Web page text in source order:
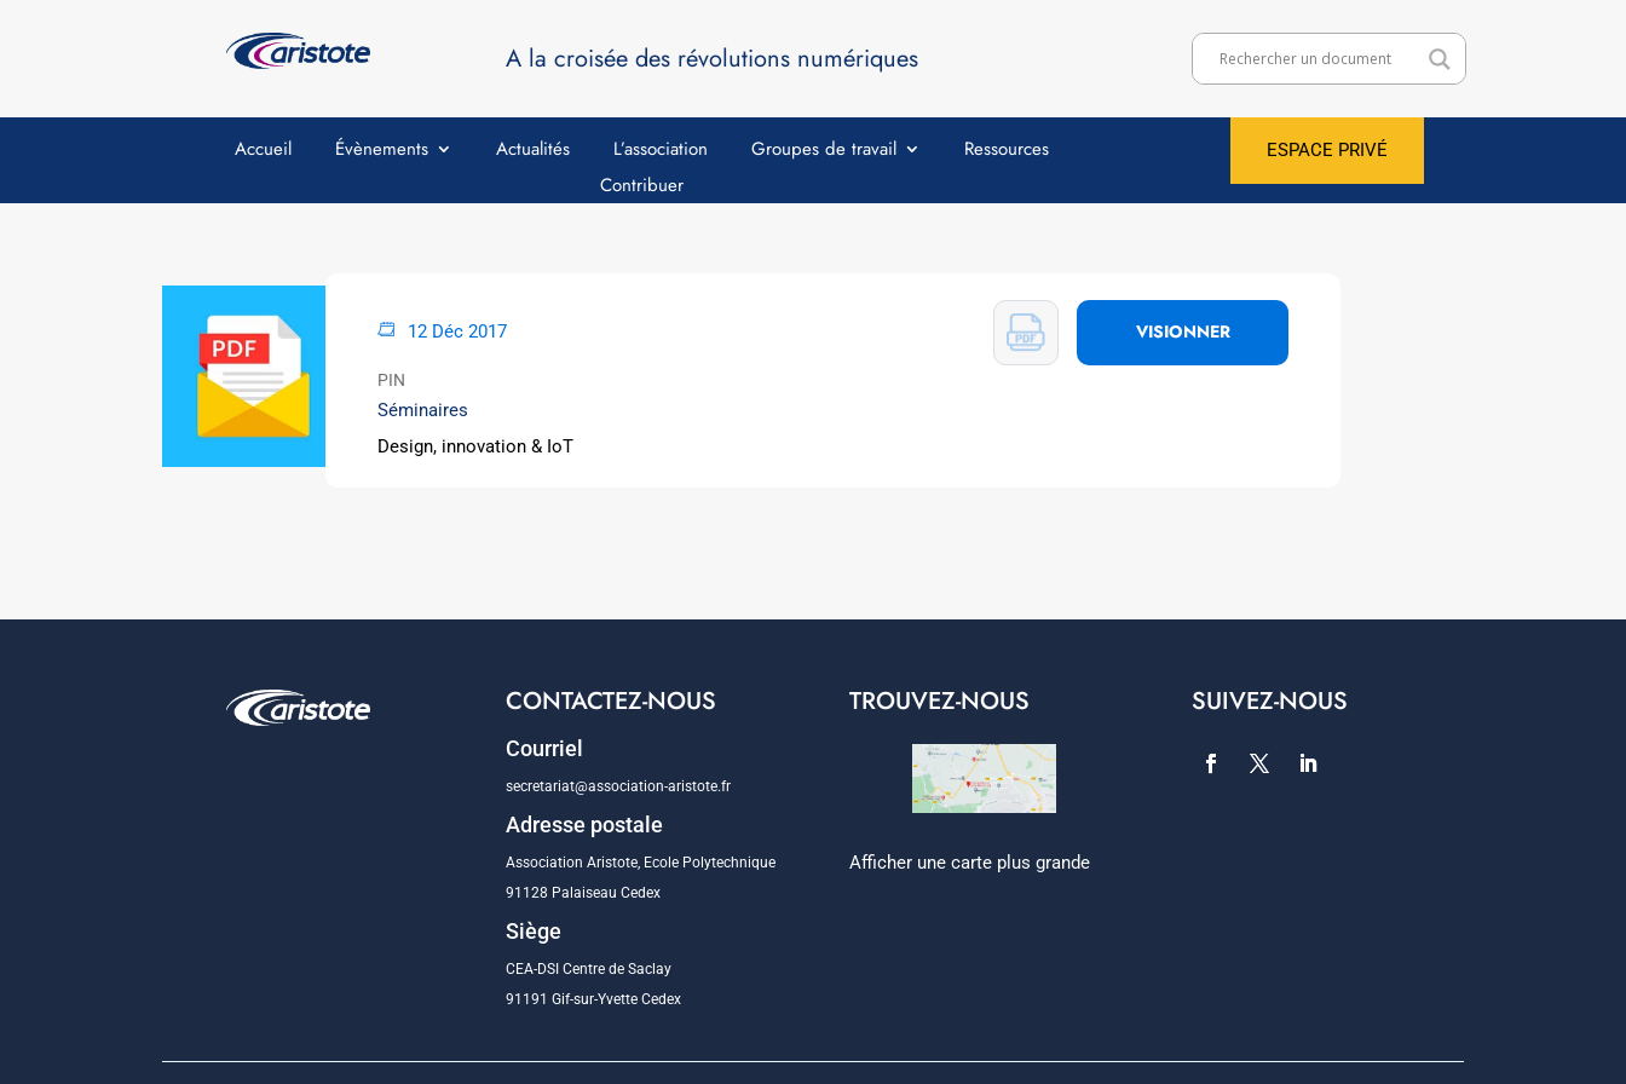
A la croisée des révolutions numériques
Accueil Évènements Actualités L’association Groupes de travail
Ressources
Contribuer
ESPACE PRIVÉ
12 Déc 2017 VISIONNER
PIN
Séminaires
Design, innovation & IoT
CONTACTEZ-NOUS
Courriel
secretariat@association-aristote.fr
Adresse postale
Association Aristote, Ecole Polytechnique
91128 Palaiseau Cedex
Siège
CEA-DSI Centre de Saclay
91191 Gif-sur-Yvette Cedex
TROUVEZ-NOUS
Afficher une carte plus grande
SUIVEZ-NOUS